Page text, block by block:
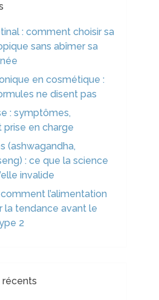
: comment choisir sa
sans abîmer sa
en cosmétique :
ne disent pas
: symptômes,
en charge
(ashwagandha,
: ce que la science
invalide
l’alimentation
la tendance avant le
2
récents